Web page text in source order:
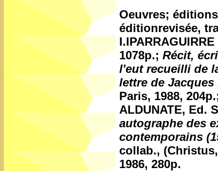
Oeuvres;
éditionrevisée,
1078p.; Récit,
l'eut recueilli de
lettre de Jacques
Paris, 1988,
ALDUNATE, Ed.
autographe des
contemporains
collab.,
1986, 280p.